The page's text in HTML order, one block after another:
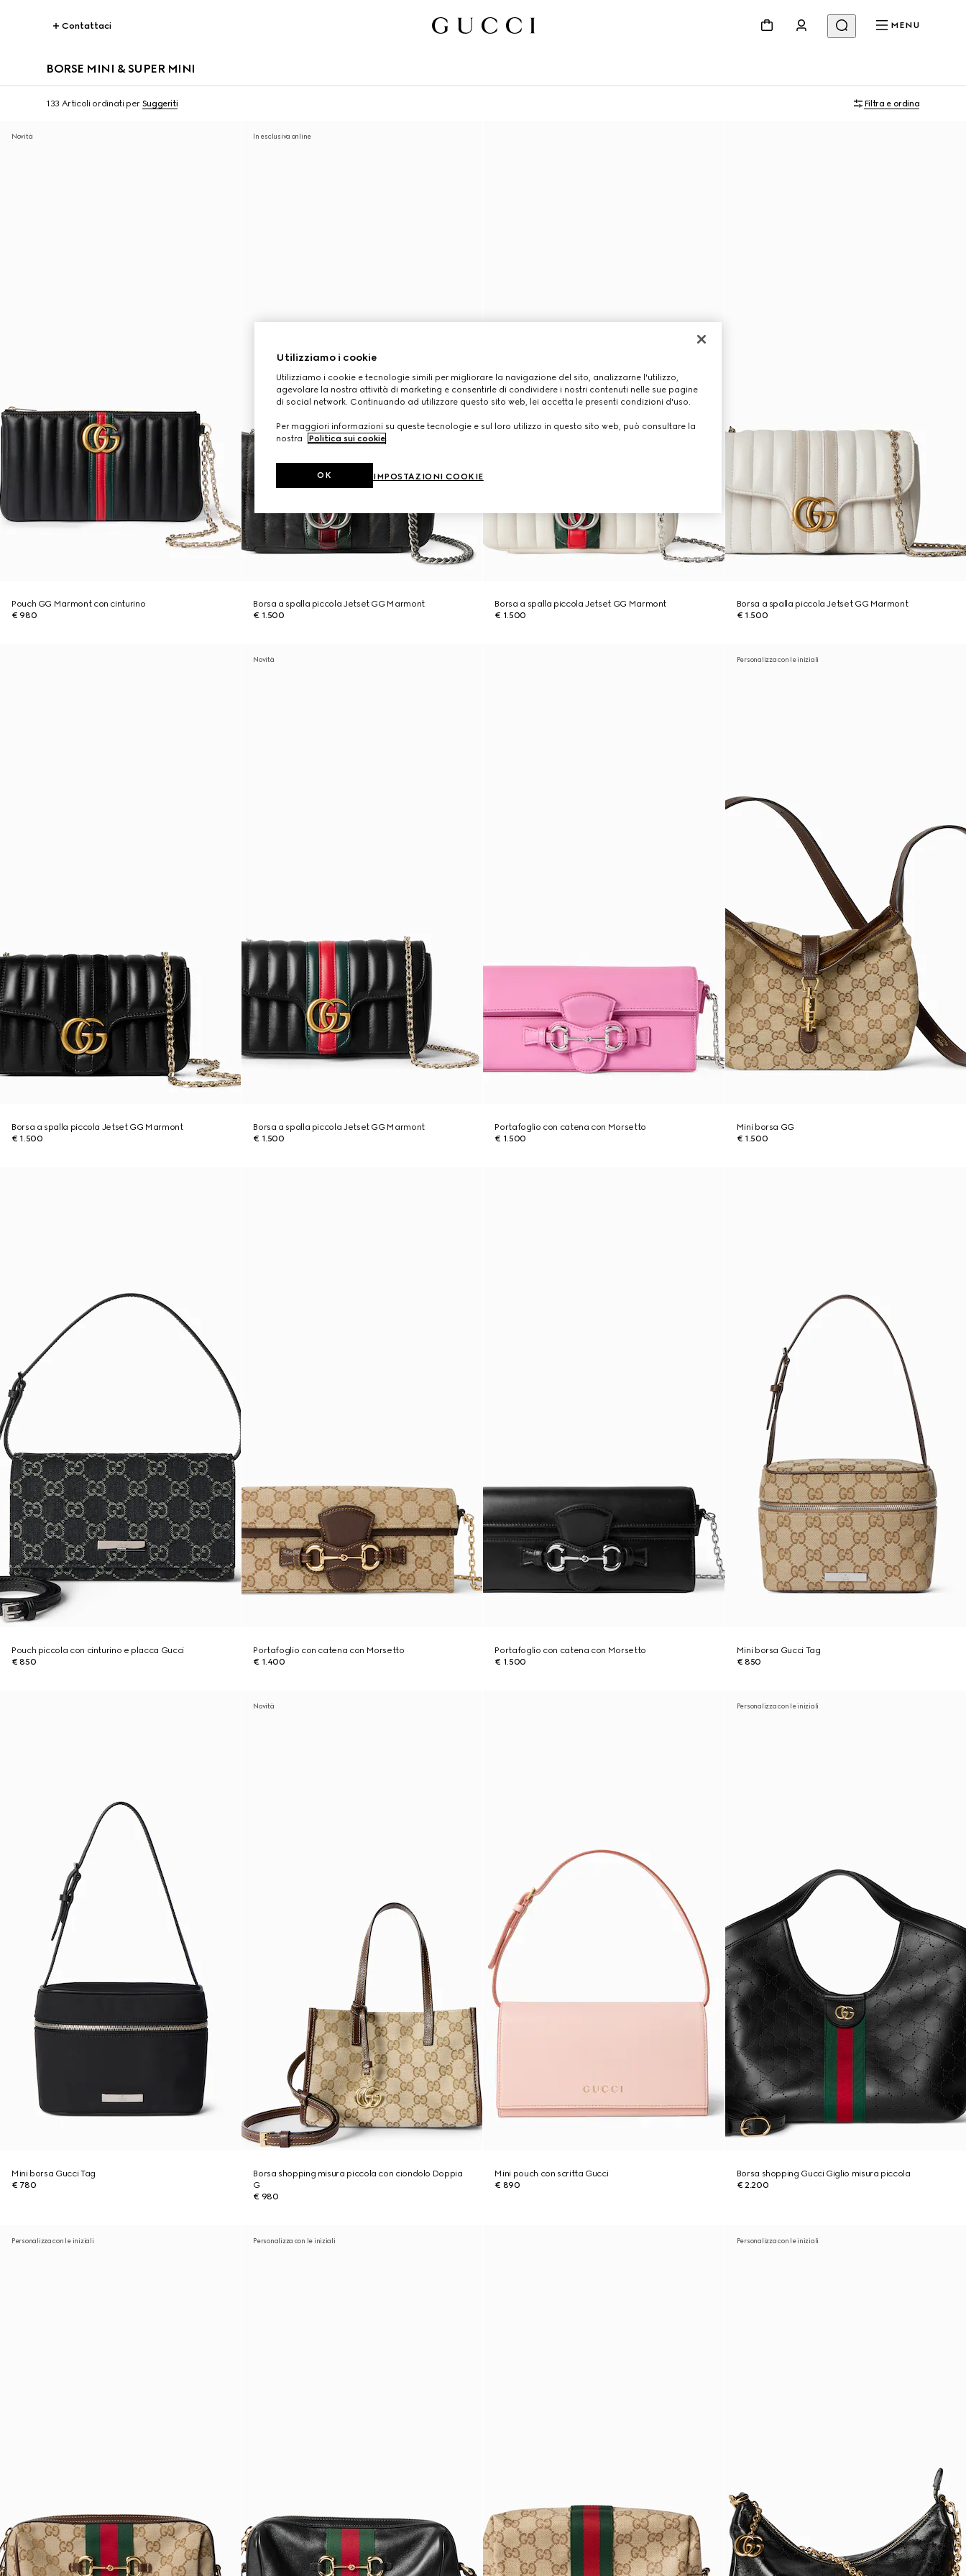
Contattaci MENU
BORSE MINI & SUPER MINI
133 Articoli ordinati per Suggeriti Filtra e ordina
Novità
Pouch GG Marmont con cinturino
€ 980
In esclusiva online
Borsa a spalla piccola Jetset GG Marmont
€ 1.500
Borsa a spalla piccola Jetset GG Marmont
€ 1.500
Borsa a spalla piccola Jetset GG Marmont
€ 1.500
Borsa a spalla piccola Jetset GG Marmont
€ 1.500
Novità
Borsa a spalla piccola Jetset GG Marmont
€ 1.500
Portafoglio con catena con Morsetto
€ 1.500
Personalizza con le iniziali
Mini borsa GG
€ 1.500
Pouch piccola con cinturino e placca Gucci
€ 850
Portafoglio con catena con Morsetto
€ 1.400
Portafoglio con catena con Morsetto
€ 1.500
Mini borsa Gucci Tag
€ 850
Mini borsa Gucci Tag
€ 780
Novità
Borsa shopping misura piccola con ciondolo Doppia
G
€ 980
Mini pouch con scritta Gucci
€ 890
Personalizza con le iniziali
Borsa shopping Gucci Giglio misura piccola
€ 2.200
Personalizza con le iniziali Personalizza con le iniziali Personalizza con le iniziali
Utilizziamo i cookie
Utilizziamo i cookie e tecnologie simili per migliorare la navigazione del sito, analizzarne l'utilizzo,
agevolare la nostra attività di marketing e consentirle di condividere i nostri contenuti nelle sue pagine
di social network. Continuando ad utilizzare questo sito web, lei accetta le presenti condizioni d'uso.
Per maggiori informazioni su queste tecnologie e sul loro utilizzo in questo sito web, può consultare la
nostra
Politica sui cookie.
IMPOSTAZIONI COOKIE
OK